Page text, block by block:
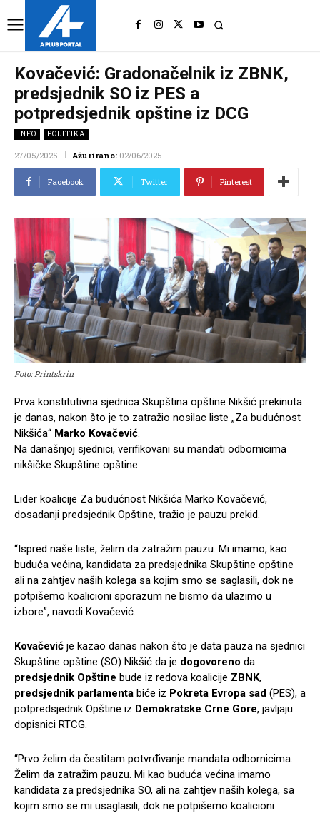
Kovačević: Gradonačelnik iz ZBNK,
predsjednik SO iz PES a
potpredsjednik opštine iz DCG
INFO POLITIKA
27/05/2025 Ažurirano: 02/06/2025
Facebook Twitter Pinterest
Foto: Printskrin
Prva konstitutivna sjednica Skupština opštine Nikšić prekinuta
je danas, nakon što je to zatražio nosilac liste „Za budućnost
Nikšića“ Marko Kovačević.
Na današnjoj sjednici, verifikovani su mandati odbornicima
nikšičke Skupštine opštine.
Lider koalicije Za budućnost Nikšića Marko Kovačević,
dosadanji predsjednik Opštine, tražio je pauzu prekid.
“Ispred naše liste, želim da zatražim pauzu. Mi imamo, kao
buduća većina, kandidata za predsjednika Skupštine opštine
ali na zahtjev naših kolega sa kojim smo se saglasili, dok ne
potpišemo koalicioni sporazum ne bismo da ulazimo u
izbore”, navodi Kovačević.
Kovačević je kazao danas nakon što je data pauza na sjednici
Skupštine opštine (SO) Nikšić da je dogovoreno da
predsjednik Opštine bude iz redova koalicije ZBNK,
predsjednik parlamenta biće iz Pokreta Evropa sad (PES), a
potpredsjednik Opštine iz Demokratske Crne Gore, javljaju
dopisnici RTCG.
“Prvo želim da čestitam potvrđivanje mandata odbornicima.
Želim da zatražim pauzu. Mi kao buduća većina imamo
kandidata za predsjednika SO, ali na zahtjev naših kolega, sa
kojim smo se mi usaglasili, dok ne potpišemo koalicioni